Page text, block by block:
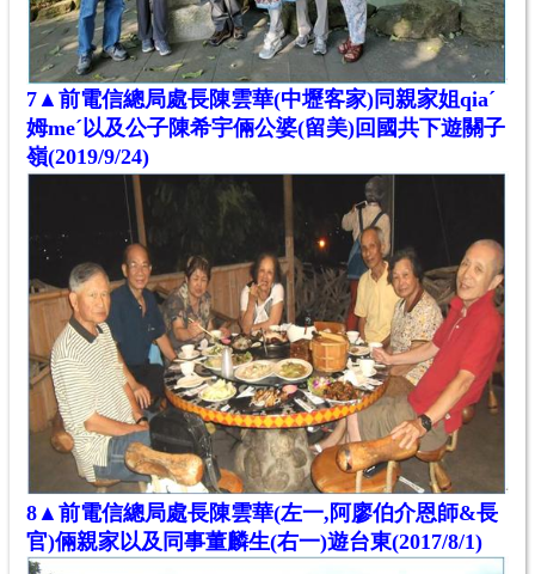
7▲ 前電信總局處長陳雲華(中壢客家) 同親家姐qiaˊ
姆meˊ以及公子陳希宇倆公婆(留美)回國共下遊關子
嶺(2019/9/24)
8 ▲ 前電信總局處長陳雲華(左一,阿廖伯介恩師&長
官)倆親家以及同事董麟生(右一)遊台東(2017/8/1)